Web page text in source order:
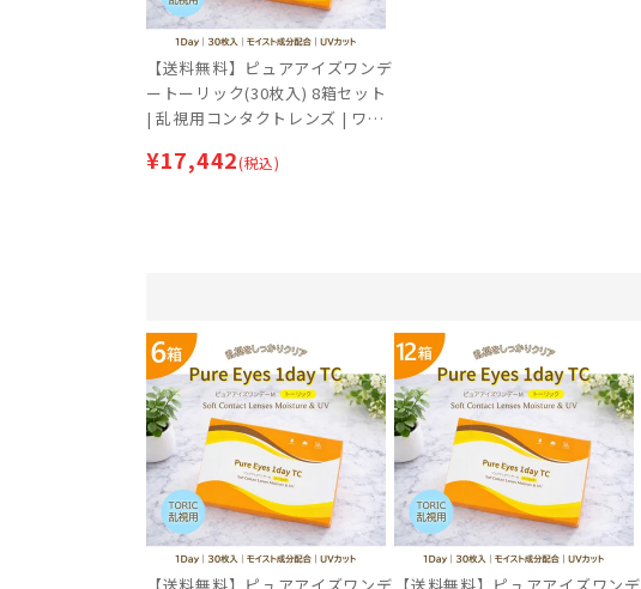
【送料無料】ピュアアイズワンデ
ートーリック(30枚入) 8箱セット
| 乱視用コンタクトレンズ | ワン
¥17,442(税込)